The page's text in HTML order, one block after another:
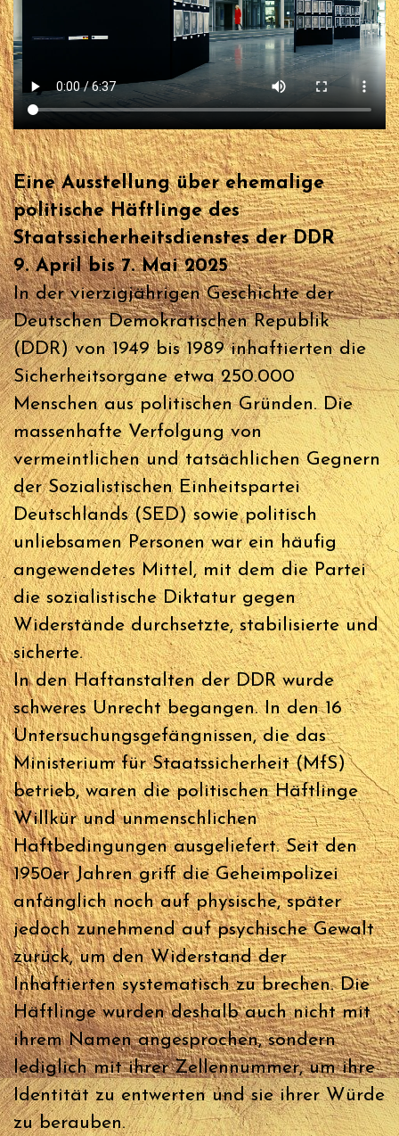
Eine Ausstellung über ehemalige
politische Häftlinge des
Staatssicherheitsdienstes der DDR
9. April bis 7. Mai 2025
In der vierzigjährigen Geschichte der
Deutschen Demokratischen Republik
(DDR) von 1949 bis 1989 inhaftierten die
Sicherheitsorgane etwa 250.000
Menschen aus politischen Gründen. Die
massenhafte Verfolgung von
vermeintlichen und tatsächlichen Gegnern
der Sozialistischen Einheitspartei
Deutschlands (SED) sowie politisch
unliebsamen Personen war ein häufig
angewendetes Mittel, mit dem die Partei
die sozialistische Diktatur gegen
Widerstände durchsetzte, stabilisierte und
sicherte.
In den Haftanstalten der DDR wurde
schweres Unrecht begangen. In den 16
Untersuchungsgefängnissen, die das
Ministerium für Staatssicherheit (MfS)
betrieb, waren die politischen Häftlinge
Willkür und unmenschlichen
Haftbedingungen ausgeliefert. Seit den
1950er Jahren griff die Geheimpolizei
anfänglich noch auf physische, später
jedoch zunehmend auf psychische Gewalt
zurück, um den Widerstand der
Inhaftierten systematisch zu brechen. Die
Häftlinge wurden deshalb auch nicht mit
ihrem Namen angesprochen, sondern
lediglich mit ihrer Zellennummer, um ihre
Identität zu entwerten und sie ihrer Würde
zu berauben.